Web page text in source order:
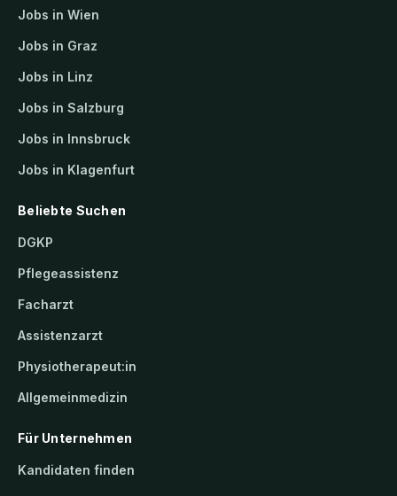
Jobs in Wien
Jobs in Graz
Jobs in Linz
Jobs in Salzburg
Jobs in Innsbruck
Jobs in Klagenfurt
Beliebte Suchen
DGKP
Pflegeassistenz
Facharzt
Assistenzarzt
Physiotherapeut:in
Allgemeinmedizin
Für Unternehmen
Kandidaten finden